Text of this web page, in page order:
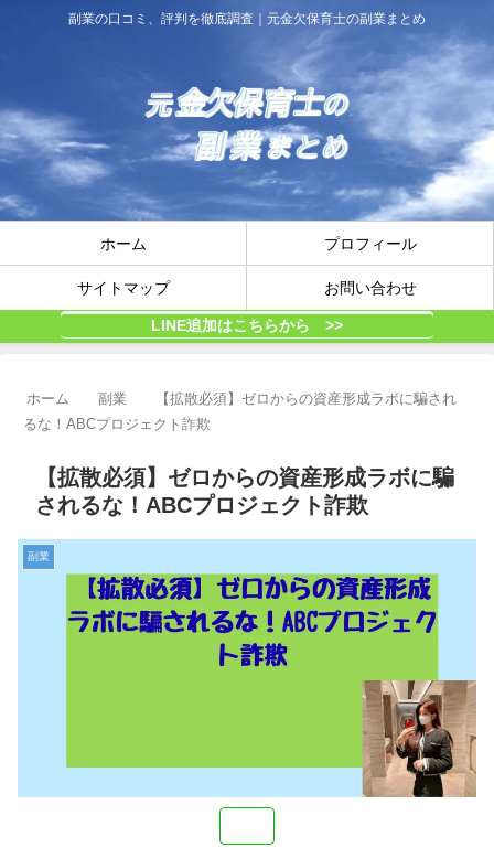
副業の口コミ、評判を徹底調査｜元金欠保育士の副業まとめ
ホーム プロフィール
サイトマップ お問い合わせ
LINE追加はこちらから >>
ホーム 副業
【拡散必須】ゼロからの資産形成ラボに騙され
るな！ABCプロジェクト詐欺
【拡散必須】ゼロからの資産形成ラボに騙
されるな！ABCプロジェクト詐欺
副業